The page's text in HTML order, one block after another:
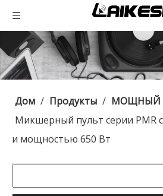
Дом / Продукты / МОЩНЫЙ
Микшерный пульт серии PMR
и мощностью 650 Вт